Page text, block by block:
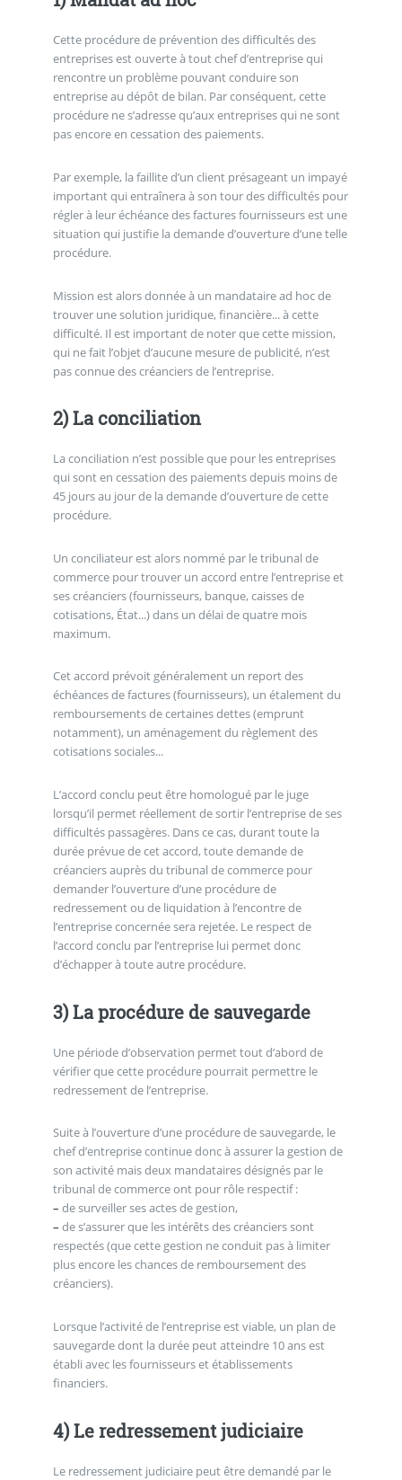
Cette procédure de prévention des difficultés des
entreprises est ouverte à tout chef d’entreprise qui
rencontre un problème pouvant conduire son
entreprise au dépôt de bilan. Par conséquent, cette
procédure ne s’adresse qu’aux entreprises qui ne sont
pas encore en cessation des paiements.
Par exemple, la faillite d’un client présageant un impayé
important qui entraînera à son tour des difficultés pour
régler à leur échéance des factures fournisseurs est une
situation qui justifie la demande d’ouverture d’une telle
procédure.
Mission est alors donnée à un mandataire ad hoc de
trouver une solution juridique, financière... à cette
difficulté. Il est important de noter que cette mission,
qui ne fait l’objet d’aucune mesure de publicité, n’est
pas connue des créanciers de l’entreprise.
2) La conciliation
La conciliation n’est possible que pour les entreprises
qui sont en cessation des paiements depuis moins de
45 jours au jour de la demande d’ouverture de cette
procédure.
Un conciliateur est alors nommé par le tribunal de
commerce pour trouver un accord entre l’entreprise et
ses créanciers (fournisseurs, banque, caisses de
cotisations, État...) dans un délai de quatre mois
maximum.
Cet accord prévoit généralement un report des
échéances de factures (fournisseurs), un étalement du
remboursements de certaines dettes (emprunt
notamment), un aménagement du règlement des
cotisations sociales...
L’accord conclu peut être homologué par le juge
lorsqu’il permet réellement de sortir l’entreprise de ses
difficultés passagères. Dans ce cas, durant toute la
durée prévue de cet accord, toute demande de
créanciers auprès du tribunal de commerce pour
demander l’ouverture d’une procédure de
redressement ou de liquidation à l’encontre de
l’entreprise concernée sera rejetée. Le respect de
l’accord conclu par l’entreprise lui permet donc
d’échapper à toute autre procédure.
3) La procédure de sauvegarde
Une période d’observation permet tout d’abord de
vérifier que cette procédure pourrait permettre le
redressement de l’entreprise.
Suite à l’ouverture d’une procédure de sauvegarde, le
chef d’entreprise continue donc à assurer la gestion de
son activité mais deux mandataires désignés par le
tribunal de commerce ont pour rôle respectif :
– de surveiller ses actes de gestion,
– de s’assurer que les intérêts des créanciers sont
respectés (que cette gestion ne conduit pas à limiter
plus encore les chances de remboursement des
créanciers).
Lorsque l’activité de l’entreprise est viable, un plan de
sauvegarde dont la durée peut atteindre 10 ans est
établi avec les fournisseurs et établissements
financiers.
4) Le redressement judiciaire
Le redressement judiciaire peut être demandé par le